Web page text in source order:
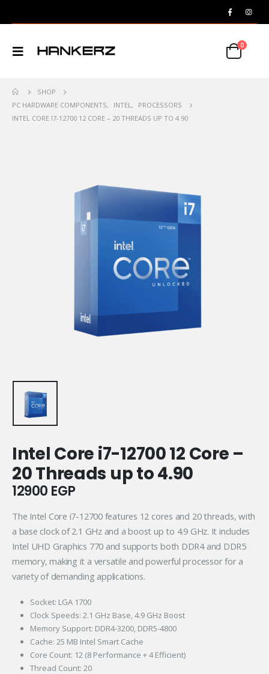
0
SHOP
PC HARDWARE COMPONENTS, INTEL,
PROCESSORS
INTEL CORE I7-12700 12 CORE – 20 THREADS UP TO 4.90
Intel Core i7-12700 12 Core –
20 Threads up to 4.90
12900 EGP
The Intel Core i7-12700 features 12 cores and 20 threads, with
a base clock of 2.1 GHz and a boost up to 4.9 GHz. It includes
Intel UHD Graphics 770 and supports both DDR4 and DDR5
memory, making it a versatile and powerful processor for a
variety of demanding applications.
Socket: LGA 1700
Clock Speeds: 2.1 GHz Base, 4.9 GHz Boost
Memory Support: DDR4-3200, DDR5-4800
Cache: 25 MB Intel Smart Cache
Core Count: 12 (8 Performance + 4 Efficient)
Thread Count: 20